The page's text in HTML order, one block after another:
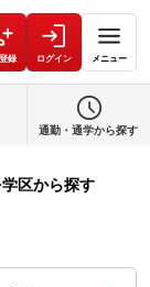
録 ログイン メニュー
通勤・通学から探す
区から探す